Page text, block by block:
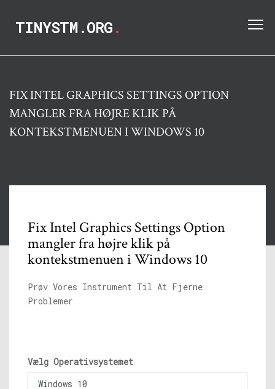
TINYSTM.ORG.
FIX INTEL GRAPHICS SETTINGS OPTION
MANGLER FRA HØJRE KLIK PÅ
KONTEKSTMENUEN I WINDOWS 10
Fix Intel Graphics Settings Option
mangler fra højre klik på
kontekstmenuen i Windows 10
Prøv Vores Instrument Til At Fjerne
Problemer
Vælg Operativsystemet